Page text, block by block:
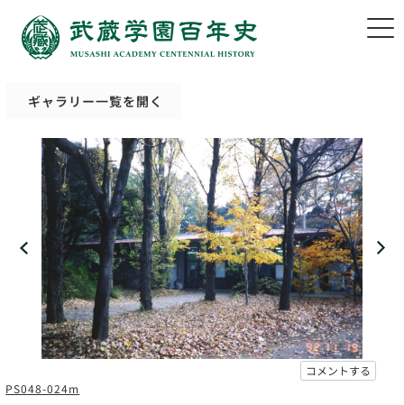
ギャラリー一覧を開く
コメントする
PS048-024m